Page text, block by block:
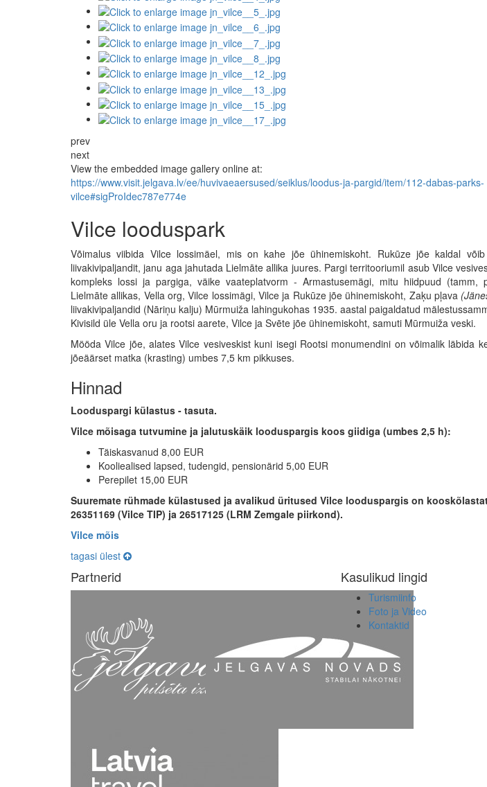
prev
next
View the embedded image gallery online at:
https://www.visit.jelgava.lv/ee/huvivaeaersused/seiklus/loodus-ja-pargid/item/112-dabas-parks-
vilce#sigProIdec787e774e
Vilce looduspark
Võimalus viibida Vilce lossimäel, mis on kahe jõe ühinemiskoht. Rukūze jõe kaldal
liivakivipaljandit, janu aga jahutada Lielmāte allika juures. Pargi territooriumil asub Vilce
kompleks lossi ja pargiga, väike vaateplatvorm - Armastusemägi, mitu hiidpuud (tamm,
Lielmāte allikas, Vella org, Vilce lossimägi, Vilce ja Rukūze jõe ühinemiskoht, Zaķu pļava
liivakivipaljandid (Nāriņu kalju) Mūrmuiža lahingukohas 1935. aastal paigaldatud
Kivisild üle Vella oru ja rootsi aarete, Vilce ja Svēte jõe ühinemiskoht, samuti Mūrmuiža veski.
Mööda Vilce jõe, alates Vilce vesiveskist kuni isegi Rootsi monumendini on võimalik läbida
jõeäärset matka (krasting) umbes 7,5 km pikkuses.
Hinnad
Looduspargi külastus - tasuta.
Vilce mõisaga tutvumine ja jalutuskäik looduspargis koos giidiga (umbes 2,5 h):
Täiskasvanud 8,00 EUR
Kooliealised lapsed, tudengid, pensionärid 5,00 EUR
Perepilet 15,00 EUR
Suuremate rühmade külastused ja avalikud üritused Vilce looduspargis on
26351169 (Vilce TIP) ja 26517125 (LRM Zemgale piirkond).
Vilce mõis
tagasi ülest
Partnerid Kasulikud lingid
Turismiinfo
Foto ja Video
Kontaktid